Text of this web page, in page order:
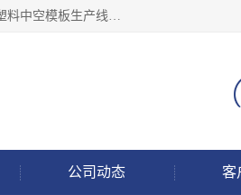
张家港市艾成机械有限公司主要经营pp中空建筑模板生产线、中空塑料模板设备、塑料中空建筑模板设备、塑料中空模板生产线、中空塑料建筑模板机器系列及相关辅机设备等。我们将不断超越自我，一如既往地为客户设计价值，竭诚为您提供更优质的技术、产品和服务！
公司动态 客